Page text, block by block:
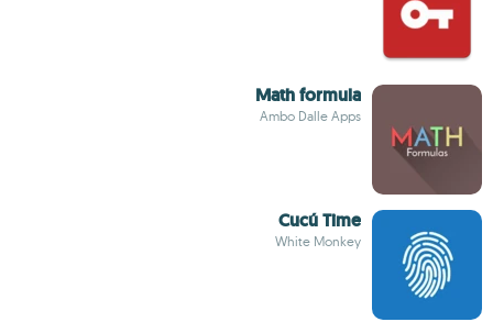
Math formula
Ambo Dalle Apps
Cucú Time
White Monkey